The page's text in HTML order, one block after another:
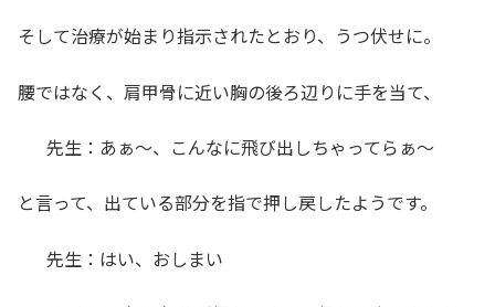
そして治療が始まり指示されたとおり、うつ伏せに。
腰ではなく、肩甲骨に近い胸の後ろ辺りに手を当て、
先生：あぁ～、こんなに飛び出しちゃってらぁ～
と言って、出ている部分を指で押し戻したようです。
先生：はい、おしまい